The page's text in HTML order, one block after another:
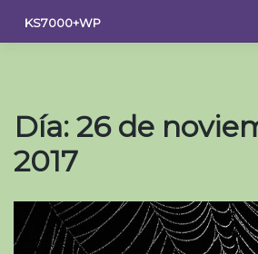
contenido
KS7000+WP
Día: 26 de
2017